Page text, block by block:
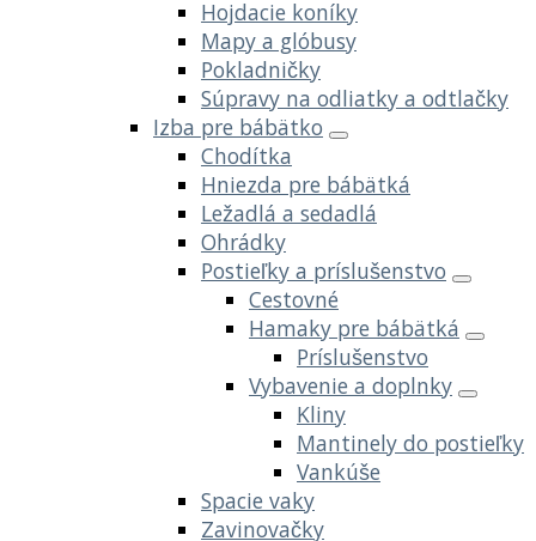
Hojdacie koníky
Mapy a glóbusy
Pokladničky
Súpravy na odliatky a odtlačky
Izba pre bábätko
Chodítka
Hniezda pre bábätká
Ležadlá a sedadlá
Ohrádky
Postieľky a príslušenstvo
Cestovné
Hamaky pre bábätká
Príslušenstvo
Vybavenie a doplnky
Kliny
Mantinely do postieľky
Vankúše
Spacie vaky
Zavinovačky